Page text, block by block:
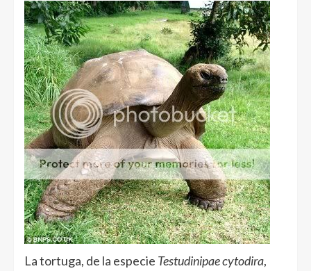
La tortuga, de la especie Testudinipae cytodira,